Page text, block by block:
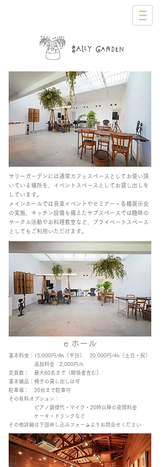
サリーガーデンには通常カフェスペースとしてお使い頂
いている場所を、イベントスペースとしてお貸し出しを
しています。
メインホールでは音楽イベントやセミナー・各種展示会
の実施、キッチン設備も備えたサブスペースでは趣味の
サークル活動やお料理教室など、プライベートスペース
としてもご利用いただけます。
e ホール
基本料金：15,000円/4h（平日） 20,000円/4h（土日・祝）
追加料金 2,000円/h
定員数： 最大60名まで（関係者含む）
基本備品：椅子の貸し出しは可
​駐車場： 20台まで駐車可
その有料オプション：
ピアノ調律代・マイク・20時以降の夜間料金
ケーキ・ドリンクなど
​その他詳細は下部申し込みフォームよりお問合せください